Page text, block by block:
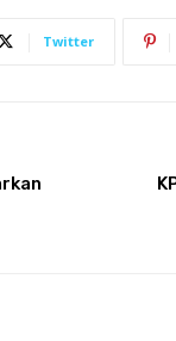
Twitter